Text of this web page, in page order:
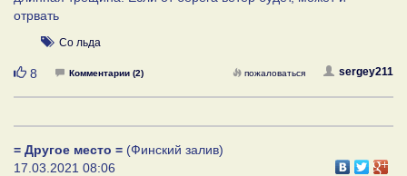
отрвать
Со льда
Нравится
8 Комментарии (2) sergey211
пожаловаться
= Другое место = (Финский залив)
17.03.2021 08:06